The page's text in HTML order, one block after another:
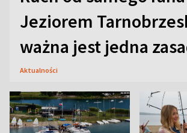
Jeziorem
ważna jest jedna
Aktualności